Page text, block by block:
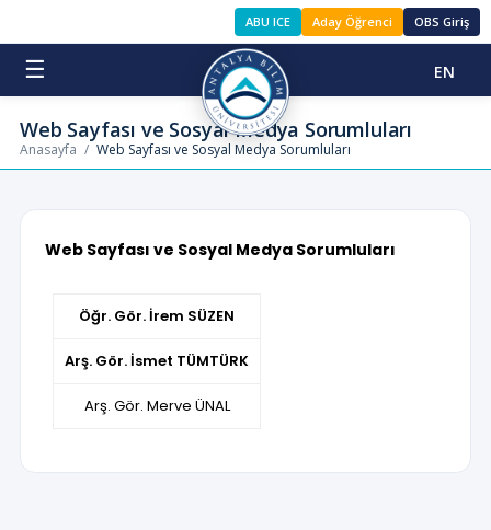
ABU ICE Aday Öğrenci OBS Giriş
☰ EN
Web Sayfası ve Sosyal Medya Sorumluları
Anasayfa / Web Sayfası ve Sosyal Medya Sorumluları
Web Sayfası ve Sosyal Medya Sorumluları
Öğr. Gör. İrem SÜZEN
Arş. Gör. İsmet TÜMTÜRK
Arş. Gör. Merve ÜNAL